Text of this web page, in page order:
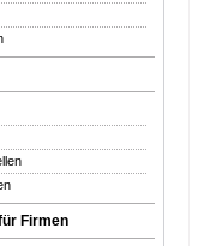
Firmen